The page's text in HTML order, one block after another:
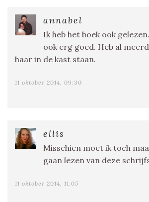
annabel
Ik heb het boek ook
ook erg goed. Heb al
haar in de kast staan.
11 oktober 2014, 09:30
ellis
Misschien moet ik toch
gaan lezen van deze
11 oktober 2014, 11:05